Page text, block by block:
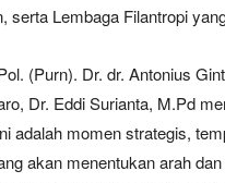
Lembaga Filantropi
(Purn). Dr. dr. Antonius
Dr. Eddi Surianta, M.Pd
adalah momen strategis,
akan menentukan arah